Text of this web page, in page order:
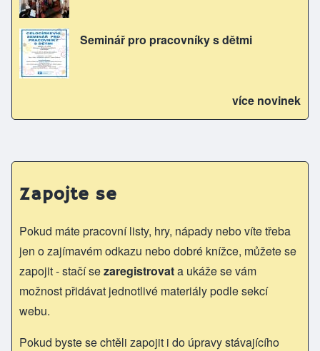
Seminář pro pracovníky s dětmi
více novinek
Zapojte se
Pokud máte pracovní listy, hry, nápady nebo víte třeba
jen o zajímavém odkazu nebo dobré knížce, můžete se
zapojit - stačí sezaregistrovata ukáže se vám
možnost přidávat jednotlivé materiály podle sekcí
webu.
Pokud byste se chtěli zapojit i do úpravy stávajícího